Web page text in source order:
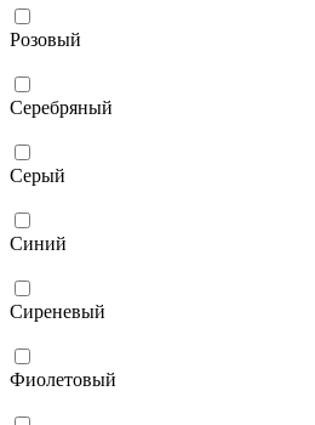
Розовый
Серебряный
Серый
Синий
Сиреневый
Фиолетовый